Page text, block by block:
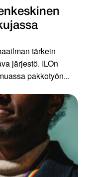
tärkein
järjestö. ILOn
pakkotyön...